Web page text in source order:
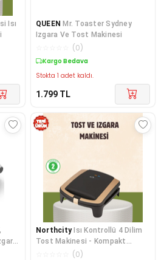
Isı
QUEEN Mr. Toaster Sydney
Izgara Ve Tost Makinesi
(0)
Kargo Bedava
Stokta 1 adet kaldı.
1.799 TL
Northcity Isı Kontrollü 4 Dilim
Tost Makinesi - Kompakt
Tasarım, Hızlı Pişirme
(0)